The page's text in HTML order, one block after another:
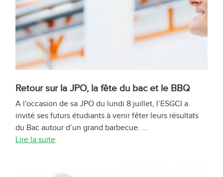
Retour sur la JPO, la fête du bac et le BBQ
A l'occasion de sa JPO du lundi 8 juillet, l’ESGCI a
invité ses futurs étudiants à venir fêter leurs résultats
du Bac autour d’un grand barbecue. ...
Lire la suite